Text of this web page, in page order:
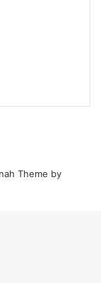
Theme by